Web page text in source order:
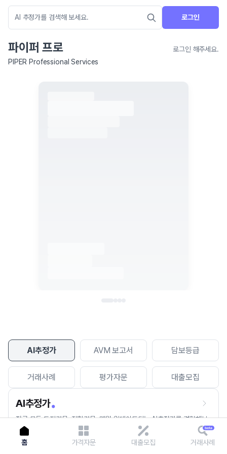
로그인
파이퍼 프로
로그인 해주세요.
PIPER Professional Services
AI추정가 AVM 보고서 담보등급
거래사례 평가자문 대출모집
AI추정가
전국 모든 토지건물, 집합건물, 매월 업데이트되는 AI추정가를 경험해보
세요.
홈 가격자문 대출모집 거래사례